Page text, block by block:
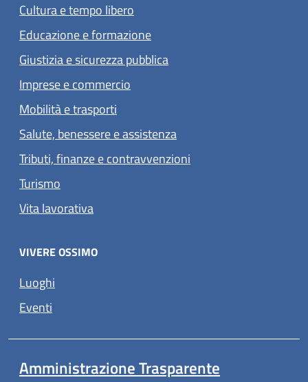
Cultura e tempo libero
Educazione e formazione
Giustizia e sicurezza pubblica
Imprese e commercio
Mobilità e trasporti
Salute, benessere e assistenza
Tributi, finanze e contravvenzioni
Turismo
Vita lavorativa
VIVERE OSSIMO
Luoghi
Eventi
Amministrazione Trasparente